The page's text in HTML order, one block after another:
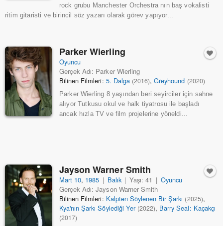
rock grubu Manchester Orchestra nın baş vokalisti
ritim gitaristi ve birincil söz yazarı olarak görev yapıyor...
Parker Wierling
Oyuncu
Gerçek Adı: Parker Wierling
Bilinen Filmleri: 5. Dalga (2016),Greyhound (2020)
Parker Wierling 8 yaşından beri seyirciler için sahne
alıyor Tutkusu okul ve halk tiyatrosu ile başladı
ancak hızla TV ve film projelerine yöneldi...
Jayson Warner Smith
Mart 10, 1985 | Balık | Yaşı: 41 | Oyuncu
Gerçek Adı: Jayson Warner Smith
Bilinen Filmleri: Kalpten Söylenen Bir Şarkı (2025),
Kya'nın Şarkı Söylediği Yer (2022), Barry Seal: Kaçakçı
(2017)